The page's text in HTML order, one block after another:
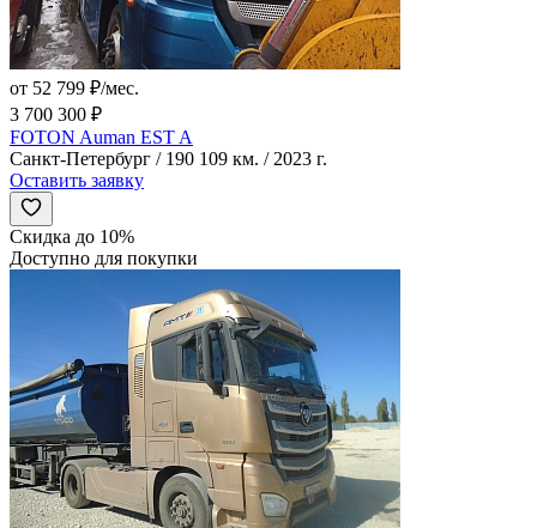
от 52 799 ₽/мес.
3 700 300 ₽
FOTON Auman EST A
Санкт-Петербург / 190 109 км. / 2023 г.
Оставить заявку
Скидка до 10%
Доступно для покупки